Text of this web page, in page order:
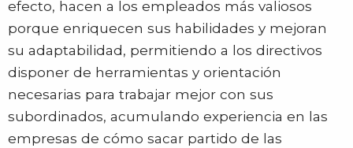
efecto, hacen a los empleados más valiosos
porque enriquecen sus habilidades y mejoran
su adaptabilidad, permitiendo a los directivos
disponer de herramientas y orientación
necesarias para trabajar mejor con sus
subordinados, acumulando experiencia en las
empresas de cómo sacar partido de las